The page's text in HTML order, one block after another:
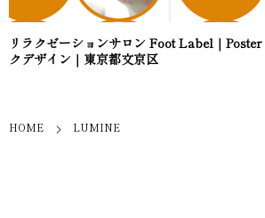
リラクゼーションサロン Foot Label｜Poster
クデザイン｜東京都文京区
HOME LUMINE